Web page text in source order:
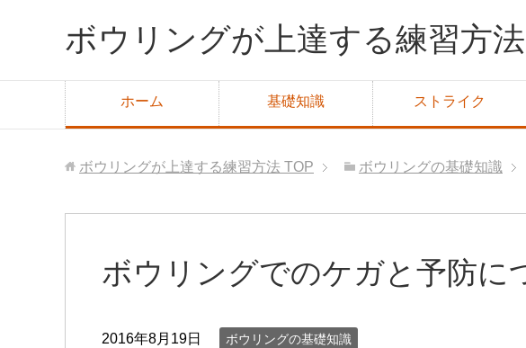
ボウリングが上達する練習方法
ホーム 基礎知識 ストライク
ボウリングが上達する練習方法 TOP ボウリングの基礎知識
ボウリングでのケガと予防に
2016年8月19日 ボウリングの基礎知識